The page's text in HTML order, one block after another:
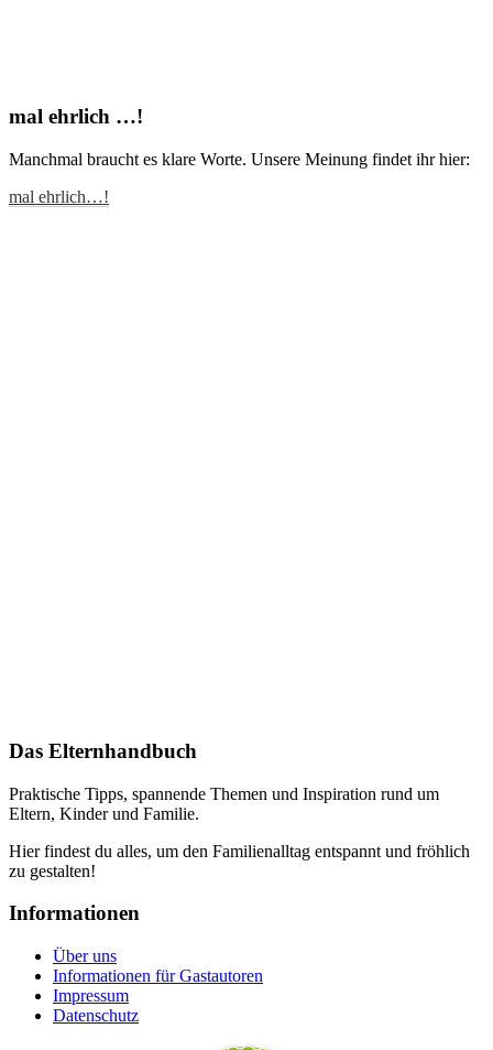
mal ehrlich …!
Manchmal braucht es klare Worte. Unsere Meinung findet ihr hier:
mal ehrlich…!
Das Elternhandbuch
Praktische Tipps, spannende Themen und Inspiration rund um
Eltern, Kinder und Familie.
Hier findest du alles, um den Familienalltag entspannt und fröhlich
zu gestalten!
Informationen
Über uns
Informationen für Gastautoren
Impressum
Datenschutz